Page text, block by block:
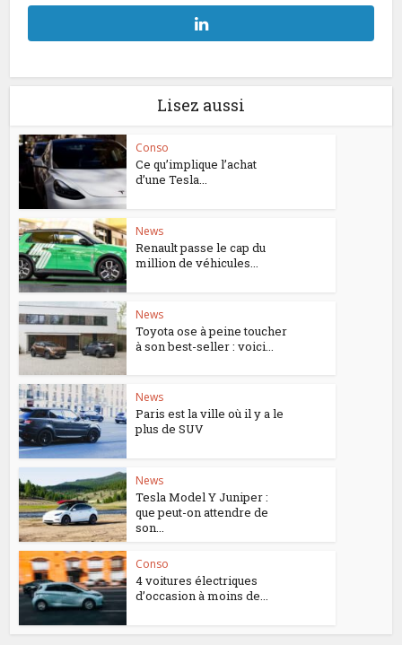
Lisez aussi
Conso
Ce qu’implique l’achat
d’une Tesla...
News
Renault passe le cap du
million de véhicules...
News
Toyota ose à peine toucher
à son best-seller : voici...
News
Paris est la ville où il y a le
plus de SUV
News
Tesla Model Y Juniper :
que peut-on attendre de
son...
Conso
4 voitures électriques
d’occasion à moins de...